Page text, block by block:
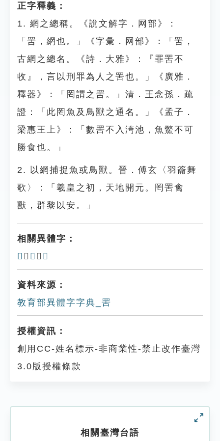
正字釋義：
1. 網之總稱。《說文解字．网部》：
「罟，網也。」《字彙．网部》：「罟，
古網之總名。《詩．大雅》：『罪罟不
收』，言以刑罪為人之罟也。」《廣雅．
釋器》：「罔謂之罟。」清．王念孫．疏
證：「此罔魚及鳥獸之通名。」《孟子．
梁惠王上》：「數罟不入洿池，魚鱉不可
勝食也。」
2. 以網捕捉魚或鳥獸。晉．傅玄〈羽籥舞
歌〉：「羲皇之初，天地開元。罔罟禽
獸，群黎以安。」
相關異體字：
𦊖 、 𦊟 、 䇢
資料來源：
教育部異體字字典_罟
授權資訊：
創用CC-姓名標示-非商業性-禁止改作臺灣
3.0版授權條款
相關臺灣台語